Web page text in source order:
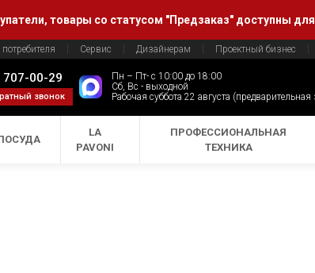
товары со статусом "Предзаказ" доступны для
Сервис Дизайнерам Проектный бизнес
707-00-29
звонок
Пн – Пт- с 10:00 до 18:00
Сб, Вс - выходной
Рабочая суббота 22 августа (предварительная
LA
PAVONI
ПРОФЕССИОНАЛЬНАЯ
ТЕХНИКА